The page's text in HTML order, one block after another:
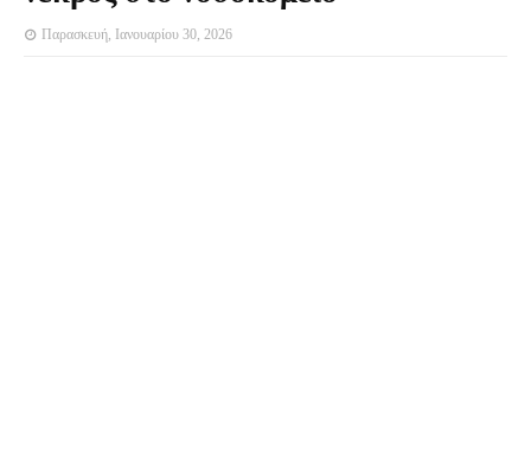
Παρασκευή, Ιανουαρίου 30, 2026